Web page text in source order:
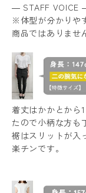
― STAFF VOICE
※体型が分かりや
商品ではありませ
着丈はかかとから
たので小柄な方も
裾はスリットが入
楽チンです。